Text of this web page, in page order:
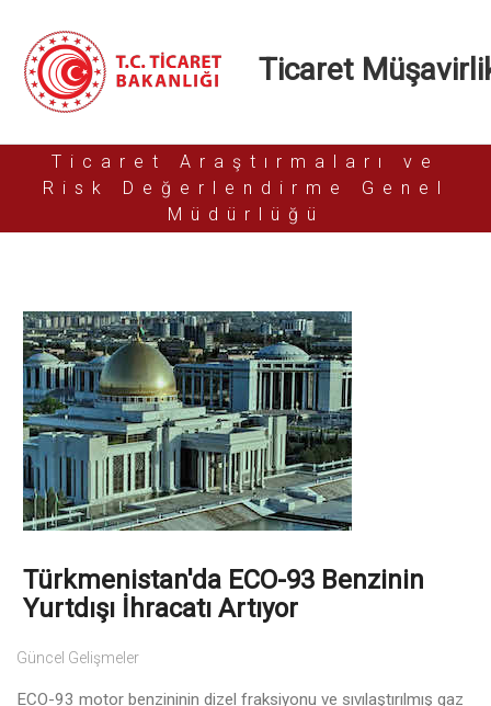
Ticaret
Ticaret Araştırmaları ve
Risk Değerlendirme Genel
Müdürlüğü
Türkmenistan'da ECO-93 Benzinin
Yurtdışı İhracatı Artıyor
Güncel Gelişmeler
ECO-93 motor benzininin dizel fraksiyonu ve sıvılaştırılmış gaz